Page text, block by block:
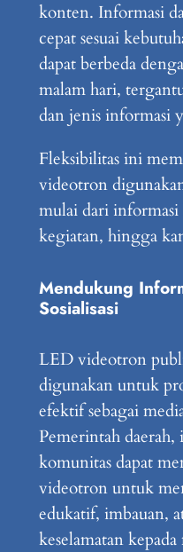
konten. Informasi
cepat sesuai
dapat berbeda
malam hari,
dan jenis informasi
Fleksibilitas ini
videotron
mulai dari
kegiatan, hingga
Mendukung
Sosialisasi
LED videotron
digunakan untuk
efektif sebagai
Pemerintah
komunitas dapat
videotron untuk
edukatif, imbauan,
keselamatan kepada